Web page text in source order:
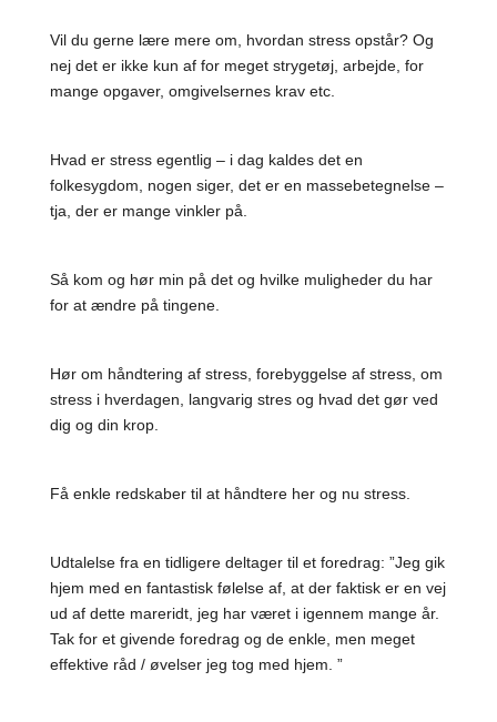
Vil du gerne lære mere om, hvordan stress opstår? Og
nej det er ikke kun af for meget strygetøj, arbejde, for
mange opgaver, omgivelsernes krav etc.
Hvad er stress egentlig – i dag kaldes det en
folkesygdom, nogen siger, det er en massebetegnelse –
tja, der er mange vinkler på.
Så kom og hør min på det og hvilke muligheder du har
for at ændre på tingene.
Hør om håndtering af stress, forebyggelse af stress, om
stress i hverdagen, langvarig stres og hvad det gør ved
dig og din krop.
Få enkle redskaber til at håndtere her og nu stress.
Udtalelse fra en tidligere deltager til et foredrag: ”Jeg gik
hjem med en fantastisk følelse af, at der faktisk er en vej
ud af dette mareridt, jeg har været i igennem mange år.
Tak for et givende foredrag og de enkle, men meget
effektive råd / øvelser jeg tog med hjem. ”